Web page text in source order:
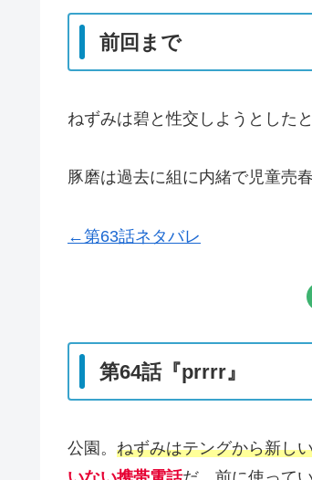
前回まで
ねずみは碧と性交しようとした
豚磨は過去に組に内緒で児童売
←第63話ネタバレ
第64話『prrrr』
公園。 ねずみはテングから新し